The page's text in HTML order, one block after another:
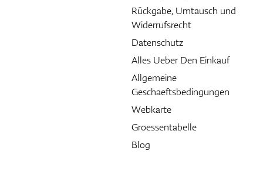
Rückgabe, Umtausch und
Widerrufsrecht
Datenschutz
Alles Ueber Den Einkauf
Allgemeine
Geschaeftsbedingungen
Webkarte
Groessentabelle
Blog